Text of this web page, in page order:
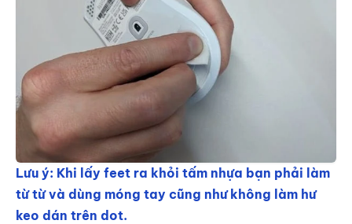
Lưu ý: Khi lấy feet ra khỏi tấm nhựa bạn phải làm
từ từ và dùng móng tay cũng như không làm hư
keo dán trên dot.